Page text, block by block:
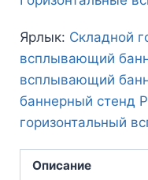
Ярлык: Складной
всплывающий
всплывающий
баннерный стенд
горизонтальный
Описание